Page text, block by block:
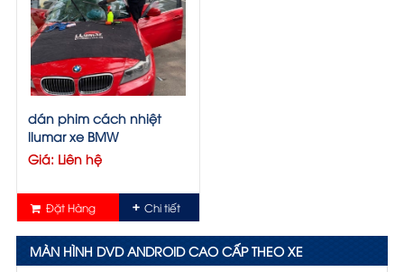
dán phim cách nhiệt
llumar xe BMW
Giá: Liên hệ
Đặt Hàng Chi tiết
MÀN HÌNH DVD ANDROID CAO CẤP THEO XE